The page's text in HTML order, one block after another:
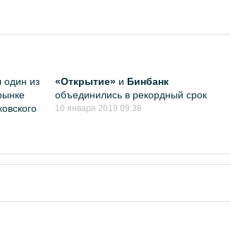
из
«Открытие» и Бинбанк
объединились в рекордный срок
10 января 2019 09:38